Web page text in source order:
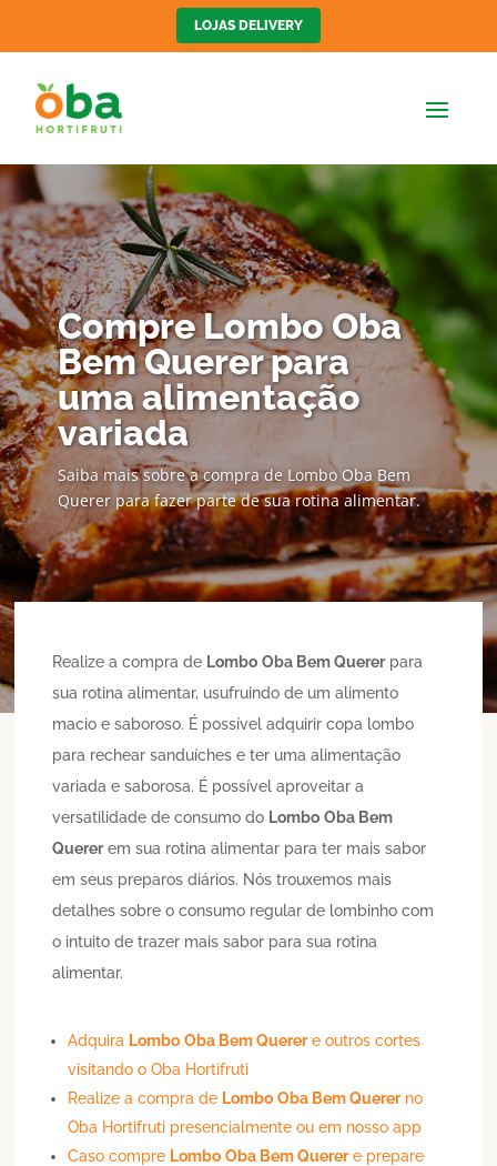
LOJAS DELIVERY
Compre Lombo Oba
Bem Querer para
uma alimentação
variada
Saiba mais sobre a compra de Lombo Oba Bem
Querer para fazer parte de sua rotina alimentar.
Realize a compra de Lombo Oba Bem Quererpara
sua rotina alimentar, usufruindo de um alimento
macio e saboroso. É possível adquirir copa lombo
para rechear sanduíches e ter uma alimentação
variada e saborosa. É possível aproveitar a
versatilidade de consumo do Lombo Oba Bem
Quererem sua rotina alimentar para ter mais sabor
em seus preparos diários. Nós trouxemos mais
detalhes sobre o consumo regular de lombinho com
o intuito de trazer mais sabor para sua rotina
alimentar.
Adquira Lombo Oba Bem Querere outros cortes
visitando o Oba Hortifruti
Realize a compra de Lombo Oba Bem Quererno
Oba Hortifruti presencialmente ou em nosso app
Caso compre Lombo Oba Bem Querere prepare